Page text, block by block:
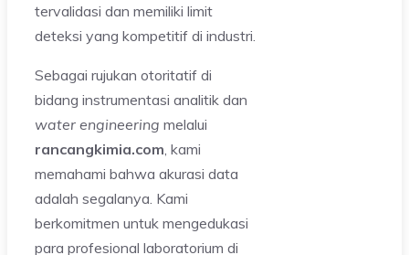
tervalidasi dan memiliki limit
deteksi yang kompetitif di industri.
Sebagai rujukan otoritatif di
bidang instrumentasi analitik dan
water engineering melalui
rancangkimia.com , kami
memahami bahwa akurasi data
adalah segalanya. Kami
berkomitmen untuk mengedukasi
para profesional laboratorium di